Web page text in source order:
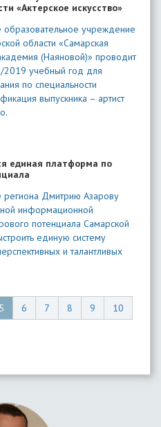
«Актерское искусство»
учреждение
области «Самарская
(Наяновой)» проводит
2019 учебный год для
по специальности
выпускника – артист
единая платформа по
региона Дмитрию Азарову
информационной
потенциала Самарской
единую систему
и талантливых
5 6 7 8 9
10